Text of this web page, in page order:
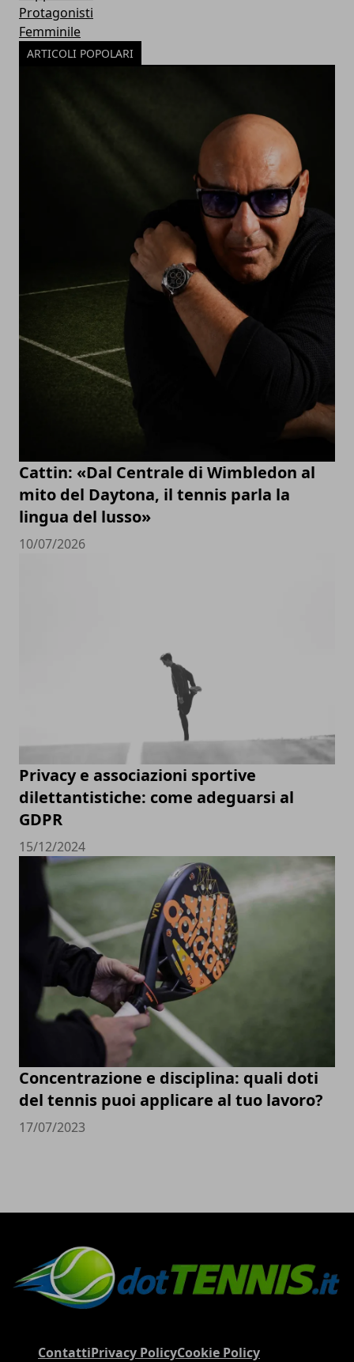
Protagonisti
Femminile
ARTICOLI POPOLARI
Cattin: «Dal Centrale di Wimbledon al
mito del Daytona, il tennis parla la
lingua del lusso»
10/07/2026
Privacy e associazioni sportive
dilettantistiche: come adeguarsi al
GDPR
15/12/2024
Concentrazione e disciplina: quali doti
del tennis puoi applicare al tuo lavoro?
17/07/2023
ContattiPrivacy PolicyCookie Policy